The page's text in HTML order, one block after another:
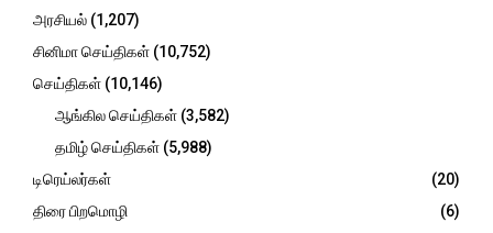
அரசியல் (1,207)
சினிமா செய்திகள் (10,752)
செய்திகள் (10,146)
ஆங்கில செய்திகள் (3,582)
தமிழ் செய்திகள் (5,988)
டிரெய்லர்கள்
(20)
திரை பிறமொழி
(6)